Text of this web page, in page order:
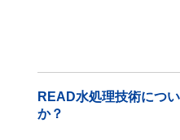
READ水処理技術につ
か？